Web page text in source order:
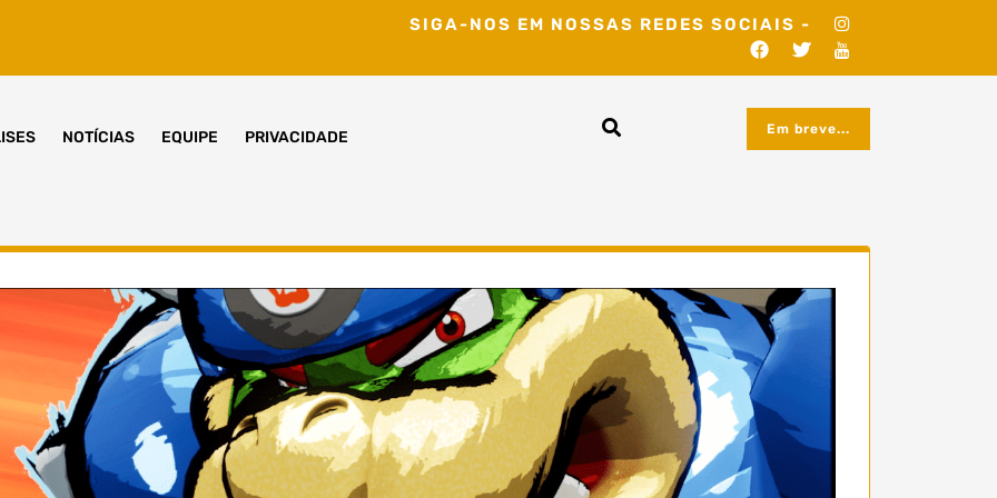
SIGA-NOS EM NOSSAS REDES SOCIAIS -
NOTÍCIAS EQUIPE PRIVACIDADE Em breve...